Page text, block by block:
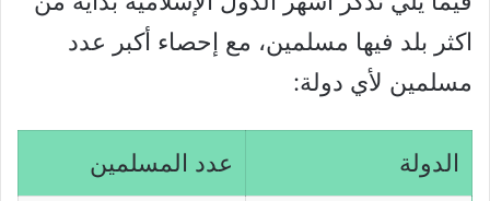
اكثر بلد فيها مسلمين، مع إحصاء أكبر عدد
مسلمين لأي دولة:
الدولة عدد المسلمين